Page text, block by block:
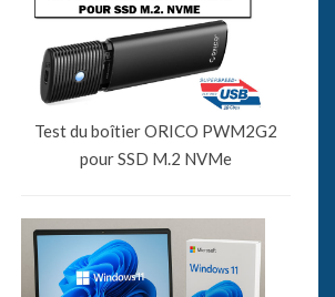
Test du boîtier ORICO PWM2G2
pour SSD M.2 NVMe